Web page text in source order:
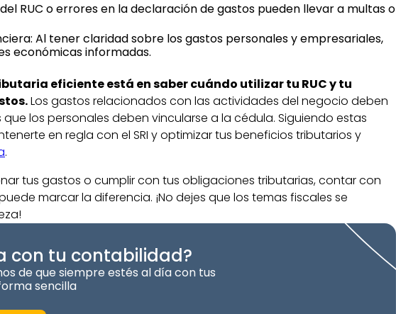
RUC o errores en la declaración de gastos pueden llevar a multas o
Al tener claridad sobre los gastos personales y empresariales,
económicas informadas.
eficiente está en saber cuándo utilizar tu RUC y tu
Los gastos relacionados con las actividades del negocio deben
que los personales deben vincularse a la cédula. Siguiendo estas
en regla con el SRI y optimizar tus beneficios tributarios y
.
tus gastos o cumplir con tus obligaciones tributarias, contar con
marcar la diferencia. ¡No dejes que los temas fiscales se
con tu contabilidad?
de que siempre estés al día con tus
sencilla